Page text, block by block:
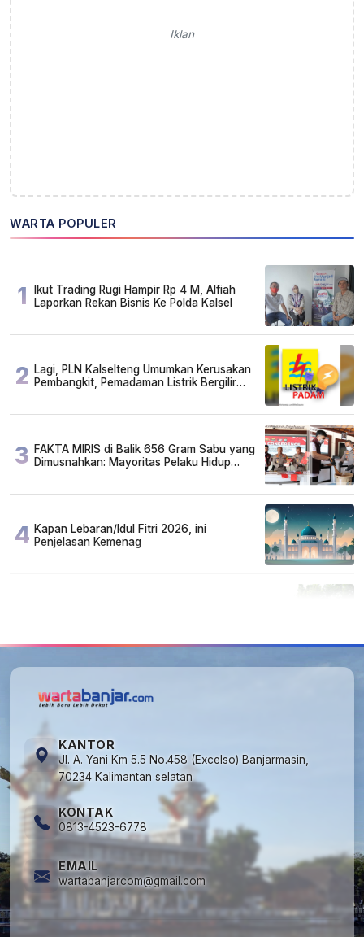
Iklan
WARTA POPULER
1
Ikut Trading Rugi Hampir Rp 4 M, Alfiah
Laporkan Rekan Bisnis Ke Polda Kalsel
2 Lagi, PLN Kalselteng Umumkan Kerusakan
Pembangkit, Pemadaman Listrik Bergilir
3 FAKTA MIRIS di Balik 656 Gram Sabu yang
Dimusnahkan: Mayoritas Pelaku Hidup
4 Kapan Lebaran/Idul Fitri 2026, ini
Penjelasan Kemenag
KANTOR
Jl. A. Yani Km 5.5 No.458 (Excelso) Banjarmasin,
70234 Kalimantan selatan
KONTAK
0813-4523-6778
EMAIL
wartabanjarcom@gmail.com